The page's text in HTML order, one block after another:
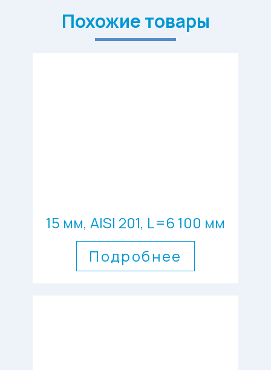
Похожие товары
15 мм, AISI 201, L=6 100 мм
Подробнее